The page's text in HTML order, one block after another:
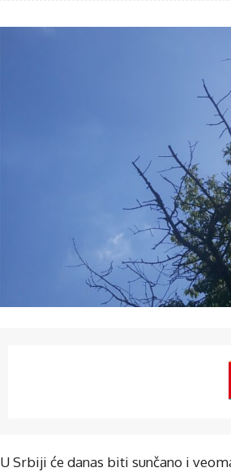
U Srbiji će danas biti sunčano i